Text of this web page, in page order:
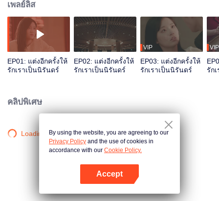
เพลย์ลิส
EP01: แต่งอีกครั้งให้
รักเราเป็นนิรันดร์
EP02: แต่งอีกครั้งให้
รักเราเป็นนิรันดร์
VIP
EP03: แต่งอีกครั้งให้
รักเราเป็นนิรันดร์
VIP
รัก
คลิปพิเศษ
Loading…By using the website, you are agreeing to our
Privacy Policy and the use of cookies in
accordance with our Cookie Policy.
Accept